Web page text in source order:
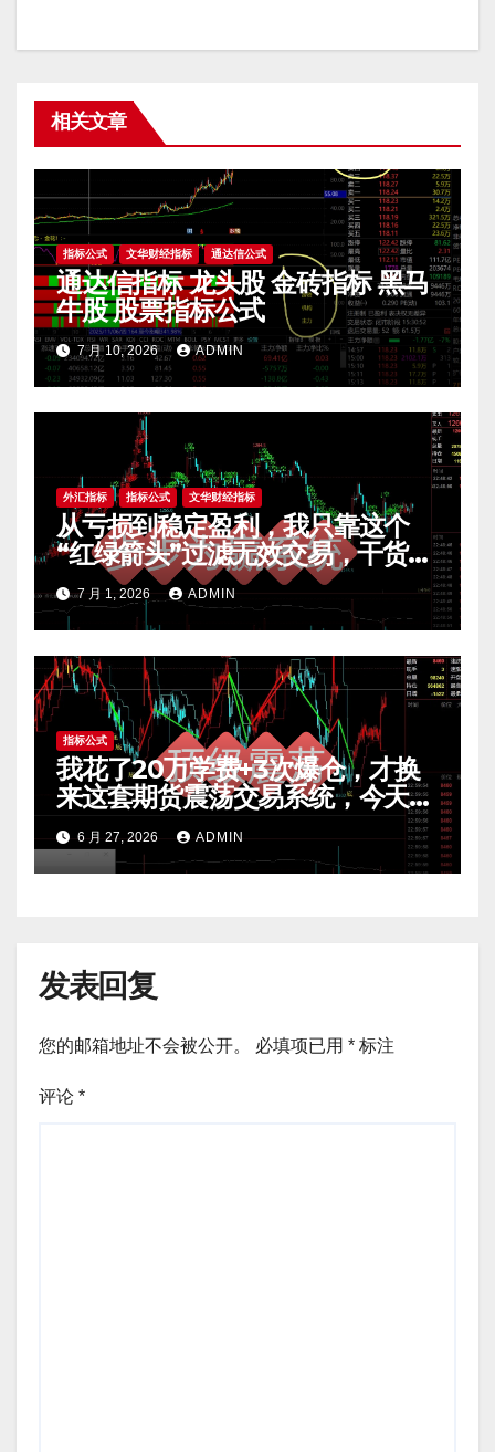
相关文章
指标公式 文华财经指标 通达信公式
通达信指标 龙头股 金砖指标 黑马
牛股 股票指标公式
7 月 10, 2026 ADMIN
外汇指标 指标公式 文华财经指标
从亏损到稳定盈利，我只靠这个
“红绿箭头”过滤无效交易，干货全
公开 mt4指标
7 月 1, 2026 ADMIN
指标公式
我花了20万学费+3次爆仓，才换
来这套期货震荡交易系统，今天免
费公开核心逻辑
6 月 27, 2026 ADMIN
发表回复
您的邮箱地址不会被公开。 必填项已用 * 标注
评论 *